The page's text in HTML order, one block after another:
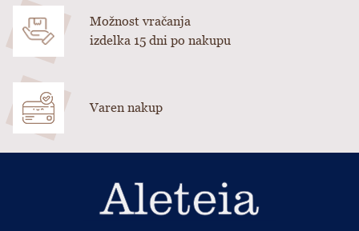
Možnost vračanja
izdelka 15 dni po nakupu
Varen nakup